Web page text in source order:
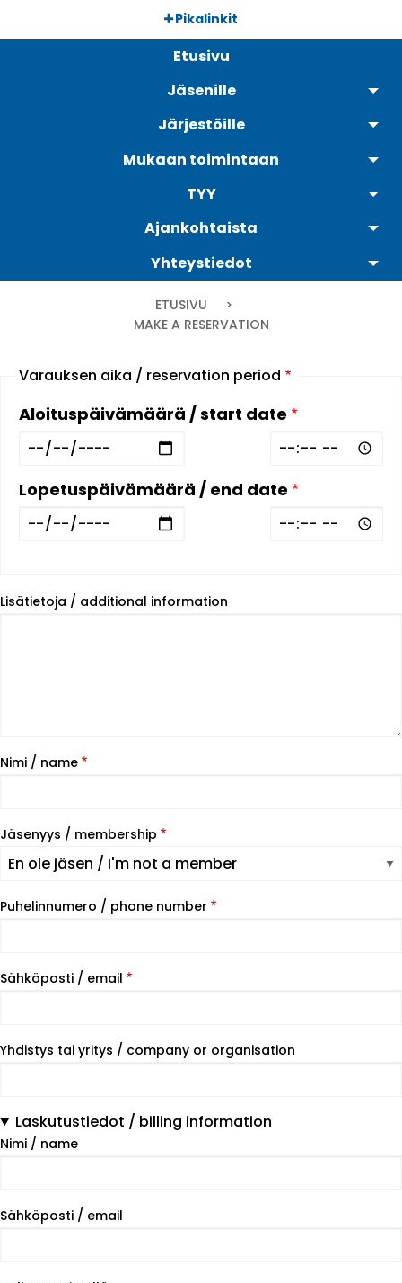
Pikalinkit
Etusivu
Jäsenille
Järjestöille
Mukaan toimintaan
TYY
Ajankohtaista
Yhteystiedot
ETUSIVU
CURRENT:
MAKE A RESERVATION
Varauksen aika / reservation period
Aloituspäivämäärä / start date
Päivämäärä Aika
Lopetuspäivämäärä / end date
Päivämäärä Aika
Lisätietoja / additional information
Nimi / name
Jäsenyys / membership
Puhelinnumero / phone number
Sähköposti / email
Yhdistys tai yritys / company or organisation
Laskutustiedot / billing information
Nimi / name
Sähköposti / email